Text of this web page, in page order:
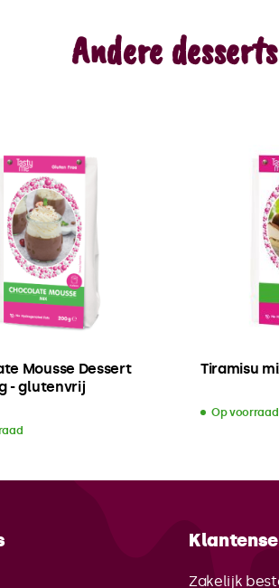
Andere desserts
Mousse Dessert
- glutenvrij
Tiramisu
Op voorraad
Zakelijk